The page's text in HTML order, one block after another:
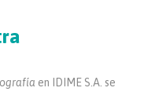
en IDIME S.A. se